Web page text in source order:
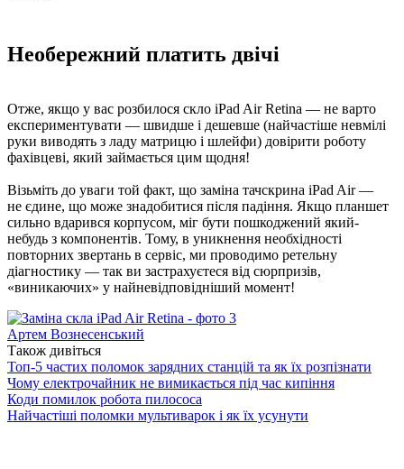
Необережний платить двічі
Отже, якщо у вас розбилося скло iPad Air Retina — не варто
експериментувати — швидше і дешевше (найчастіше невмілі
руки виводять з ладу матрицю і шлейфи) довірити роботу
фахівцеві, який займається цим щодня!
Візьміть до уваги той факт, що заміна тачскрина iPad Air —
не єдине, що може знадобитися після падіння. Якщо планшет
сильно вдарився корпусом, міг бути пошкоджений який-
небудь з компонентів. Тому, в уникнення необхідності
повторних звертань в сервіс, ми проводимо ретельну
діагностику — так ви застрахуєтеся від сюрпризів,
«виникаючих» у найневідповідніший момент!
Артем Вознесенський
Також дивіться
Топ-5 частих поломок зарядних станцій та як їх розпізнати
Чому електрочайник не вимикається під час кипіння
Коди помилок робота пилососа
Найчастіші поломки мультиварок і як їх усунути